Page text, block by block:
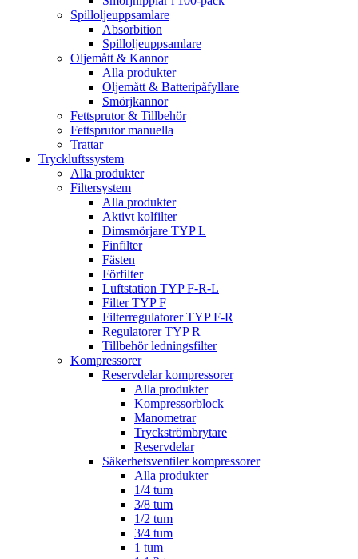
Spilloljeuppsamlare
Absorbition
Spilloljeuppsamlare
Oljemått & Kannor
Alla produkter
Oljemått & Batteripåfyllare
Smörjkannor
Fettsprutor & Tillbehör
Fettsprutor manuella
Trattar
Tryckluftssystem
Alla produkter
Filtersystem
Alla produkter
Aktivt kolfilter
Dimsmörjare TYP L
Finfilter
Fästen
Förfilter
Luftstation TYP F-R-L
Filter TYP F
Filterregulatorer TYP F-R
Regulatorer TYP R
Tillbehör ledningsfilter
Kompressorer
Reservdelar kompressorer
Alla produkter
Kompressorblock
Manometrar
Tryckströmbrytare
Reservdelar
Säkerhetsventiler kompressorer
Alla produkter
1/4 tum
3/8 tum
1/2 tum
3/4 tum
1 tum